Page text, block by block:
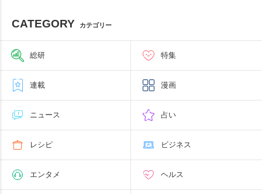
CATEGORY カテゴリー
総研 特集
連載 漫画
ニュース 占い
レシピ ビジネス
エンタメ ヘルス